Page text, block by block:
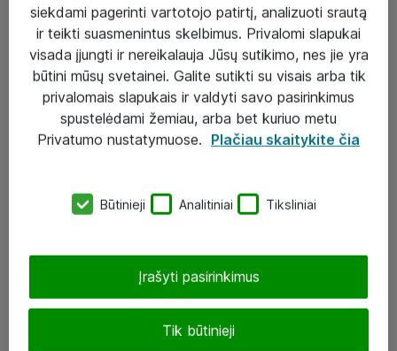
Paslaugos
Sprendimai
Įgyvendinti projektai
Atea ekspertų patarimai verslui
eShop@atea.lt
siekdami pagerinti vartotojo patirtį, analizuoti srautą
ir teikti suasmenintus skelbimus. Privalomi slapukai
visada įjungti ir nereikalauja Jūsų sutikimo, nes jie yra
būtini mūsų svetainei. Galite sutikti su visais arba tik
privalomais slapukais ir valdyti savo pasirinkimus
spustelėdami žemiau, arba bet kuriuo metu
Privatumo nustatymuose. Plačiau skaitykite čia
Būtinieji Analitiniai Tiksliniai
Tik būtinieji
Įrašyti pasirinkimus